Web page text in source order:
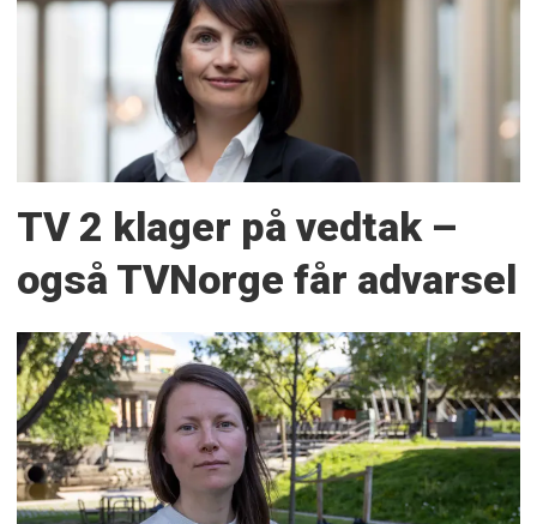
TV 2 klager på vedtak –
også TVNorge får advarsel